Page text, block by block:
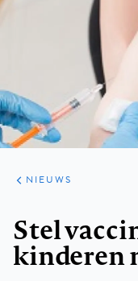
ARTIKELEN
HET
KORT
NIEUWS
Stel
kinderen